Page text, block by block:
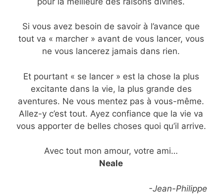
Si vous avez besoin de savoir à l’avance que
tout va « marcher » avant de vous lancer, vous
ne vous lancerez jamais dans rien.
Et pourtant « se lancer » est la chose la plus
excitante dans la vie, la plus grande des
aventures. Ne vous mentez pas à vous-même.
Allez-y c’est tout. Ayez confiance que la vie va
vous apporter de belles choses quoi qu’il arrive.
Avec tout mon amour, votre ami…
Neale
-Jean-Philippe